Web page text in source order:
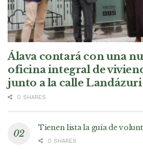
Álava contará con una
oficina integral de
junto a la calle Landázuri
0 SHARES
Tienen lista la guía de
0 SHARES